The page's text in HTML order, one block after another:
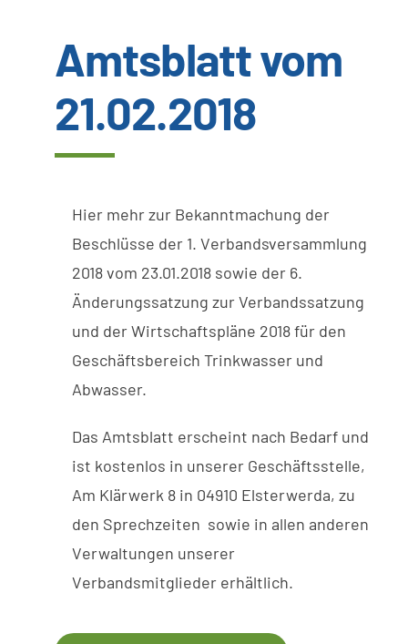
Wissenswertes
Kundenservice
Amtsblatt vom
21.02.2018
Hier mehr zur Bekanntmachung der
Beschlüsse der 1. Verbandsversammlung
2018 vom 23.01.2018 sowie der 6.
Änderungssatzung zur Verbandssatzung
und der Wirtschaftspläne 2018 für den
Geschäftsbereich Trinkwasser und
Abwasser.
Das Amtsblatt erscheint nach Bedarf und
ist kostenlos in unserer Geschäftsstelle,
Am Klärwerk 8 in 04910 Elsterwerda, zu
den Sprechzeiten sowie in allen anderen
Verwaltungen unserer
Verbandsmitglieder erhältlich.